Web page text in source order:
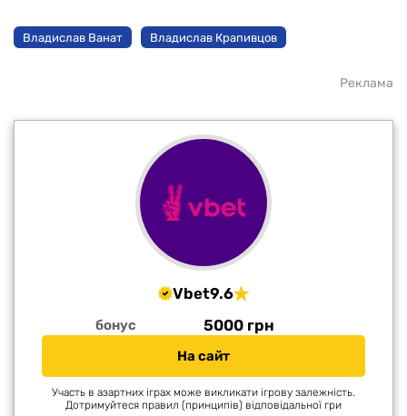
Владислав Ванат Владислав Крапивцов
Реклама
Vbet9.6
бонус 5000 грн
На сайт
Участь в азартних іграх може викликати ігрову залежність.
Дотримуйтеся правил (принципів) відповідальної гри